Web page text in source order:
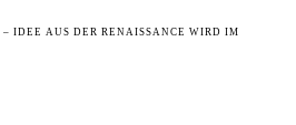
IDEE AUS DER RENAISSANCE WIRD IM